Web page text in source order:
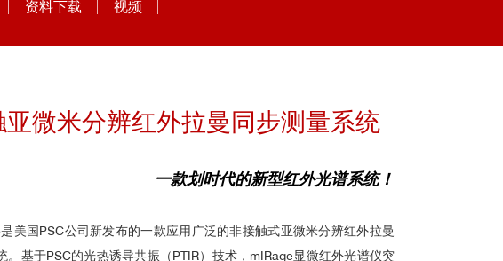
资料下载 视频
亚微米分辨红外拉曼同步测量系统
一款划时代的新型红外光谱系统！
美国PSC公司新发布的一款应用广泛的非接触式亚微米分辨红外拉曼
。基于PSC的光热诱导共振（PTIR）技术，mIRage显微红外光谱仪突